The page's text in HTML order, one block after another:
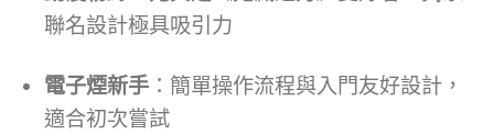
聯名設計極具吸引力
電子煙新手：簡單操作流程與入門友好設計，
適合初次嘗試